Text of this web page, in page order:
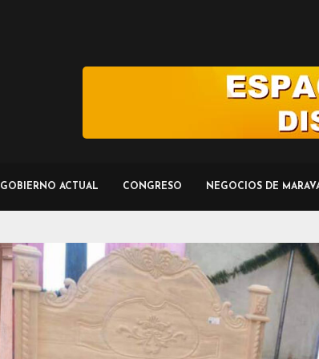
GOBIERNO ACTUAL CONGRESO NEGOCIOS DE